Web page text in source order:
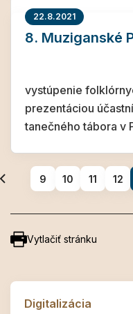
22.8.2021
8. Muziganské
vystúpenie
prezentáciou
tanečného tábora v
9 10 11 12
Vytlačiť stránku
Digitalizácia